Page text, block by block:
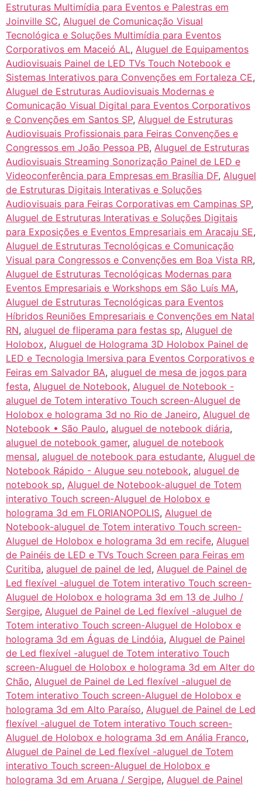
Estruturas Multimídia para Eventos e Palestras em
Joinville SC, Aluguel de Comunicação Visual
Tecnológica e Soluções Multimídia para Eventos
Corporativos em Maceió AL, Aluguel de Equipamentos
Audiovisuais Painel de LED TVs Touch Notebook e
Sistemas Interativos para Convenções em Fortaleza CE,
Aluguel de Estruturas Audiovisuais Modernas e
Comunicação Visual Digital para Eventos Corporativos
e Convenções em Santos SP, Aluguel de Estruturas
Audiovisuais Profissionais para Feiras Convenções e
Congressos em João Pessoa PB, Aluguel de Estruturas
Audiovisuais Streaming Sonorização Painel de LED e
Videoconferência para Empresas em Brasília DF, Aluguel
de Estruturas Digitais Interativas e Soluções
Audiovisuais para Feiras Corporativas em Campinas SP,
Aluguel de Estruturas Interativas e Soluções Digitais
para Exposições e Eventos Empresariais em Aracaju SE,
Aluguel de Estruturas Tecnológicas e Comunicação
Visual para Congressos e Convenções em Boa Vista RR,
Aluguel de Estruturas Tecnológicas Modernas para
Eventos Empresariais e Workshops em São Luís MA,
Aluguel de Estruturas Tecnológicas para Eventos
Híbridos Reuniões Empresariais e Convenções em Natal
RN, aluguel de fliperama para festas sp, Aluguel de
Holobox, Aluguel de Holograma 3D Holobox Painel de
LED e Tecnologia Imersiva para Eventos Corporativos e
Feiras em Salvador BA, aluguel de mesa de jogos para
festa, Aluguel de Notebook, Aluguel de Notebook -
aluguel de Totem interativo Touch screen-Aluguel de
Holobox e holograma 3d no Rio de Janeiro, Aluguel de
Notebook • São Paulo, aluguel de notebook diária,
aluguel de notebook gamer, aluguel de notebook
mensal, aluguel de notebook para estudante, Aluguel de
Notebook Rápido - Alugue seu notebook, aluguel de
notebook sp, Aluguel de Notebook-aluguel de Totem
interativo Touch screen-Aluguel de Holobox e
holograma 3d em FLORIANOPOLIS, Aluguel de
Notebook-aluguel de Totem interativo Touch screen-
Aluguel de Holobox e holograma 3d em recife, Aluguel
de Painéis de LED e TVs Touch Screen para Feiras em
Curitiba, aluguel de painel de led, Aluguel de Painel de
Led flexível -aluguel de Totem interativo Touch screen-
Aluguel de Holobox e holograma 3d em 13 de Julho /
Sergipe, Aluguel de Painel de Led flexível -aluguel de
Totem interativo Touch screen-Aluguel de Holobox e
holograma 3d em Águas de Lindóia, Aluguel de Painel
de Led flexível -aluguel de Totem interativo Touch
screen-Aluguel de Holobox e holograma 3d em Alter do
Chão, Aluguel de Painel de Led flexível -aluguel de
Totem interativo Touch screen-Aluguel de Holobox e
holograma 3d em Alto Paraíso, Aluguel de Painel de Led
flexível -aluguel de Totem interativo Touch screen-
Aluguel de Holobox e holograma 3d em Anália Franco,
Aluguel de Painel de Led flexível -aluguel de Totem
interativo Touch screen-Aluguel de Holobox e
holograma 3d em Aruana / Sergipe, Aluguel de Painel